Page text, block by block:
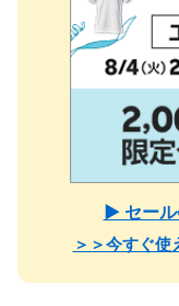
▶ セール
＞＞今すぐ使